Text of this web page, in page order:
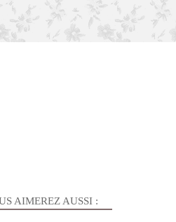
AIMEREZ AUSSI :